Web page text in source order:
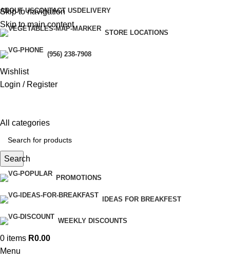
Skip to navigation
Skip to main content
ABOUT USCONTACT US DELIVERY
STORE LOCATIONS
(956) 238-7908
Wishlist
Login / Register
All categories
Search
PROMOTIONS
IDEAS FOR BREAKFEST
WEEKLY DISCOUNTS
0 items R0.00
Menu